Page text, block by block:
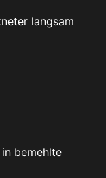
langsam
bemehlte